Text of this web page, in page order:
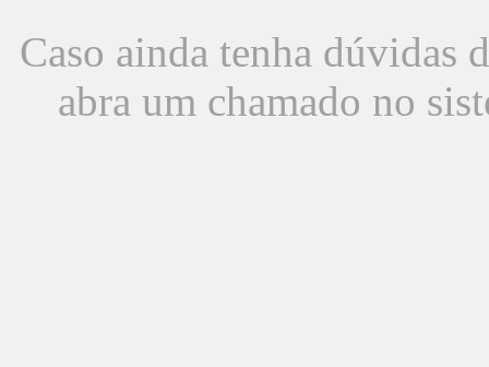
Caso ainda tenha dúvidas
abra um chamado no